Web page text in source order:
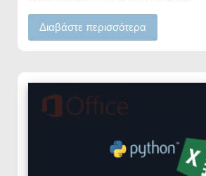
Διαβάστε περισσότερα